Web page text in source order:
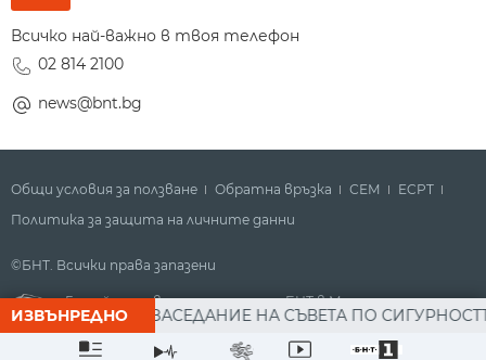
Всичко най-важно в твоя телефон
02 814 2100
news@bnt.bg
ИЗВЪНРЕДНО
СЛЕД ЗАСЕДАНИЕ НА СЪВЕТА ПО
Общи условия за ползване Обратна връзка СЕМ
ECPT
Политика за защита на личните данни
©БНТ. Всички права запазени
Гледайте новините за деня на БНТ в Метрото